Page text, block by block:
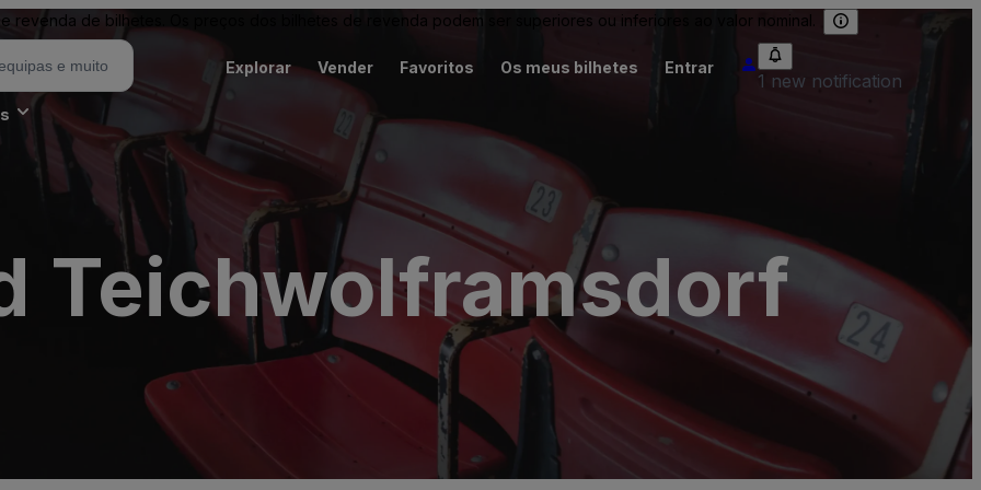
revenda de bilhetes. Os preços dos bilhetes de revenda podem ser superiores ou inferiores ao valor nominal.
Explorar Vender Favoritos Os meus bilhetes Entrar
1 new notification
Teichwolframsdorf